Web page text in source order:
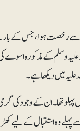
سے رخصت ہوا، جس کے
کے مذکورہ اسوے کی
میں دیکھا ہے۔
تھا۔ ان کے وجود کی گرمی
وہ استقبال کے لیے